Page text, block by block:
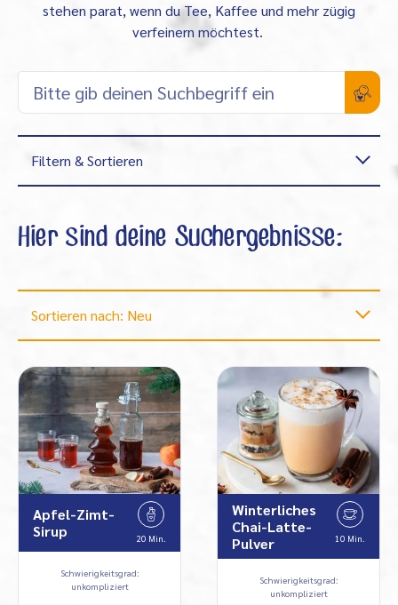
stehen parat, wenn du Tee, Kaffee und mehr zügig
verfeinern möchtest.
Filtern & Sortieren
Hier sind deine Suchergebnisse:
Sortieren nach: Neu
Apfel-Zimt-
Sirup
20 Min.
Schwierigkeitsgrad:
unkompliziert
Winterliches
Chai-Latte-
Pulver
10 Min.
Schwierigkeitsgrad:
unkompliziert